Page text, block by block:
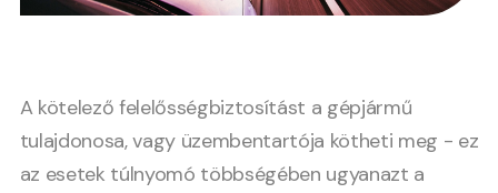
A kötelező felelősségbiztosítást a gépjármű
tulajdonosa, vagy üzembentartója kötheti meg - ez
az esetek túlnyomó többségében ugyanazt a